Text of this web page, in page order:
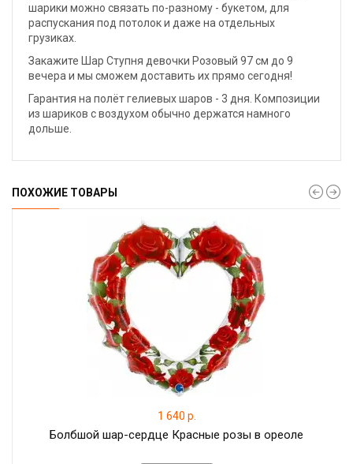
шарики можно связать по-разному - букетом, для
распускания под потолок и даже на отдельных
грузиках.
Закажите Шар Ступня девочки Розовый 97 см до 9
вечера и мы сможем доставить их прямо сегодня!
Гарантия на полёт гелиевых шаров - 3 дня. Композиции
из шариков с воздухом обычно держатся намного
дольше.
ПОХОЖИЕ ТОВАРЫ
1 640 р.
Болбшой шар-сердце Красные розы в ореоле